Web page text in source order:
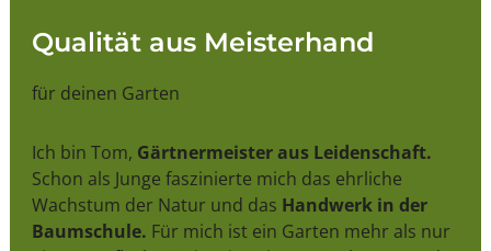
Qualität aus Meisterhand
für deinen Garten
Ich bin Tom, Gärtnermeister aus Leidenschaft.
Schon als Junge faszinierte mich das ehrliche
Wachstum der Natur und das Handwerk in der
Baumschule. Für mich ist ein Garten mehr als nur